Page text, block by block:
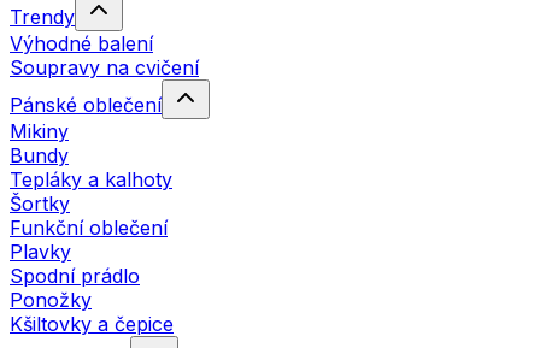
Trendy
Výhodné balení
Soupravy na cvičení
Pánské oblečení
Mikiny
Bundy
Tepláky a kalhoty
Šortky
Funkční oblečení
Plavky
Spodní prádlo
Ponožky
Kšiltovky a čepice